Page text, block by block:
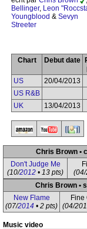
Bellinger, Leon
Youngblood & Sevyn
Streeter
Chart Debut date
US
20/04/2013
US R&B
UK
13/04/2013
Chris Brown •
Don't Judge Me
(10/2012 • 13 pts)
(04/
Chris Brown •
New Flame
(07/2014 • 2 pts)
Fine
(04/
Music video